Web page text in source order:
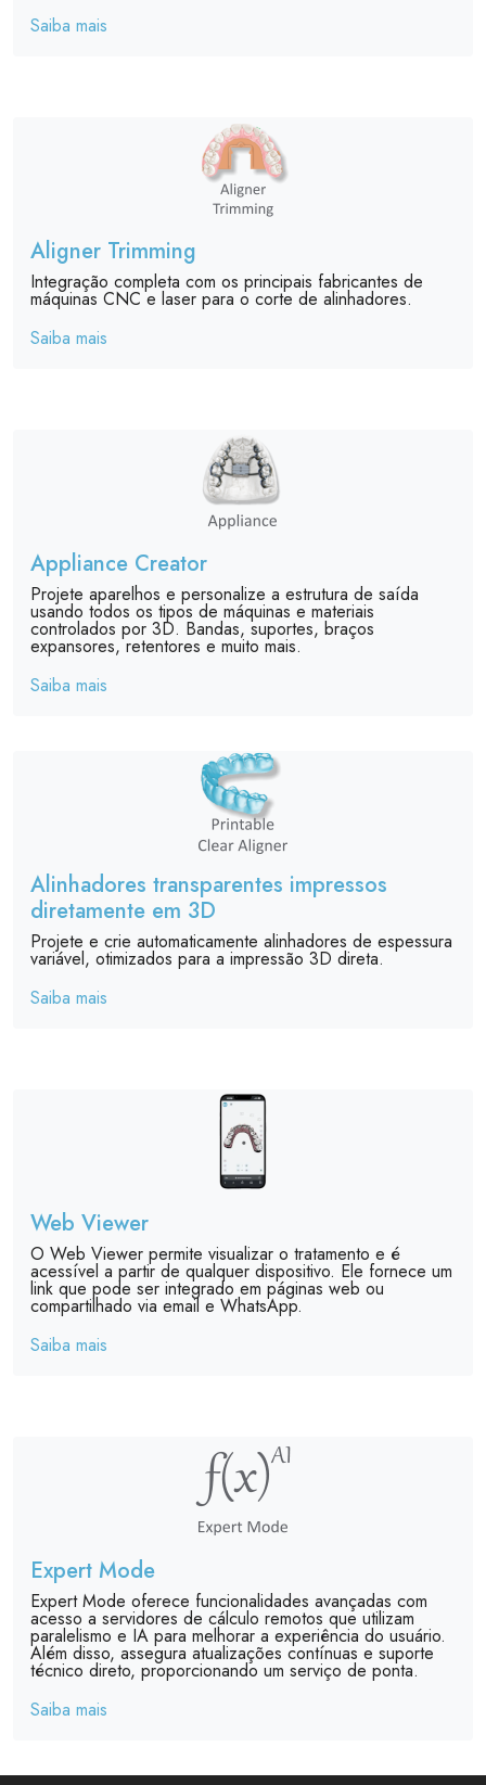
Appliance Creator
Projete aparelhos e personalize a estrutura de saída
usando todos os tipos de máquinas e materiais
controlados por 3D. Bandas, suportes, braços
expansores, retentores e muito mais.
Saiba mais
Saiba mais
Aligner Trimming
Integração completa com os principais fabricantes de
máquinas CNC e laser para o corte de alinhadores.
Saiba mais
Alinhadores transparentes impressos
diretamente em 3D
Projete e crie automaticamente alinhadores de espessura
variável, otimizados para a impressão 3D direta.
Saiba mais
Expert Mode
Expert Mode oferece funcionalidades avançadas com
acesso a servidores de cálculo remotos que utilizam
paralelismo e IA para melhorar a experiência do usuário.
Além disso, assegura atualizações contínuas e suporte
técnico direto, proporcionando um serviço de ponta.
Saiba mais
Web Viewer
O Web Viewer permite visualizar o tratamento e é
acessível a partir de qualquer dispositivo. Ele fornece um
link que pode ser integrado em páginas web ou
compartilhado via email e WhatsApp.
Saiba mais